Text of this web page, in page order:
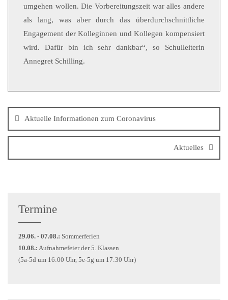
umgehen wollen. Die Vorbereitungszeit war alles andere
als lang, was aber durch das überdurchschnittliche
Engagement der Kolleginnen und Kollegen kompensiert
wird. Dafür bin ich sehr dankbar“, so Schulleiterin
Annegret Schilling.
Aktuelle Informationen zum Coronavirus
Aktuelles
Termine
29.06. - 07.08.: Sommerferien
10.08.: Aufnahmefeier der 5. Klassen
(5a-5d um 16:00 Uhr, 5e-5g um 17:30 Uhr)